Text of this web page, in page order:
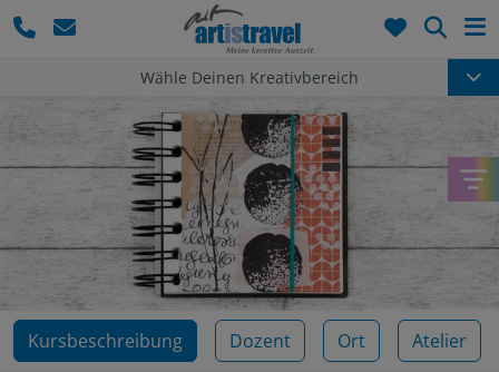
Wähle Deinen Kreativbereich
Kursbeschreibung Dozent Ort Atelier